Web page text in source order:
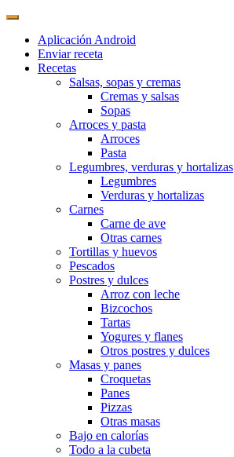
Aplicación Android
Enviar receta
Recetas
Salsas, sopas y cremas
Cremas y salsas
Sopas
Arroces y pasta
Arroces
Pasta
Legumbres, verduras y hortalizas
Legumbres
Verduras y hortalizas
Carnes
Carne de ave
Otras carnes
Tortillas y huevos
Pescados
Postres y dulces
Arroz con leche
Bizcochos
Tartas
Yogures y flanes
Otros postres y dulces
Masas y panes
Croquetas
Panes
Pizzas
Otras masas
Bajo en calorías
Todo a la cubeta